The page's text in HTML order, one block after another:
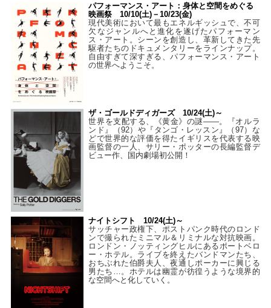
パフォーマンス・アート：身体と空間をめぐる
映画祭 10/10(土)－10/23(金)
現代美術において最もエネルギッシュで、不可
欠なジャンルへと進化を遂げたパフォーマン
ス・アート。シーンを創造し、革新してきた先
駆者たちのドキュメンタリーをラインナップ。
自由すぎて深すぎる、パフォーマンス・アート
の世界へようこそ。
ザ・ゴールドディガーズ 10/24(土)～
世界を支配する、《黄金》の謎――。『オルラ
ンド』（92）や『タンゴ・レッスン』（97）な
どで世界的な評価を得たイギリスを代表する映
画監督の一人、サリー・ポッターの長編監督デ
ビュー作、国内劇場初公開！
ナイトシフト 10/24(土)～
サッチャー政権下、ポストパンク時代のロンド
ンで撮られたミニマル＆リミナルな対抗映画。
ロンドン・ノッティングヒルにあるポートベロ
ー・ホテル。ライブを終えたバンドマンたち、
おちぶれた伯爵夫人、夜通しポーカーに興じる
男たち…。ホテルは幽霊が彷徨うような境界的
な空間へと化していく。